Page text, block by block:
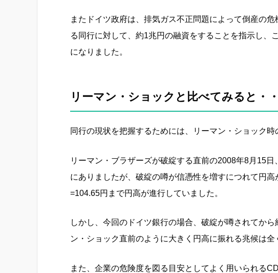
またドイツ政府は、排気ガス不正問題によって倒産の
る同行に対して、約1兆円の融資をすることを指示し、
になりました。
リーマン・ショックと比べてみると・・
同行の現状を把握するためには、リーマン・ショック時
リーマン・ブラザーズが破綻する直前の2008年8月15
にありましたが、破綻の噂が信憑性を増すにつれて円
=104.65円まで円高が進行していました。
しかし、今回のドイツ銀行の場合、破綻が噂されてか
ン・ショック直前のように大きく円高に振れる兆候は全
また、企業の危険度を図る目安としてよく用いられる